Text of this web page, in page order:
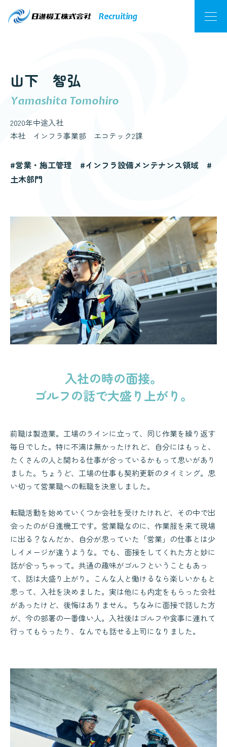
Recruiting
そんな毎日も楽しいと思える。
山下 智弘
Yamashita Tomohiro
2020年中途入社
本社 インフラ事業部 エコテック2課
#営業・施工管理 #インフラ設備メンテナンス領域 #
土木部門
入社の時の面接。
ゴルフの話で大盛り上がり。
前職は製造業。工場のラインに立って、同じ作業を繰り返す
毎日でした。特に不満は無かったけれど、自分にはもっと、
たくさんの人と関わる仕事が合っているかもって思いがあり
ました。ちょうど、工場の仕事も契約更新のタイミング。思
い切って営業職への転職を決意しました。
転職活動を始めていくつか会社を受けたけれど、その中で出
会ったのが日進機工です。営業職なのに、作業服を来て現場
に出る？なんだか、自分が思っていた「営業」の仕事とは少
しイメージが違うような。でも、面接をしてくれた方と妙に
話が合っちゃって。共通の趣味がゴルフということもあっ
て、話は大盛り上がり。こんな人と働けるなら楽しいかもと
思って、入社を決めました。実は他にも内定をもらった会社
があったけど、後悔はありません。ちなみに面接で話した方
が、今の部署の一番偉い人。入社後はゴルフや食事に連れて
行ってもらったり、なんでも話せる上司になりました。